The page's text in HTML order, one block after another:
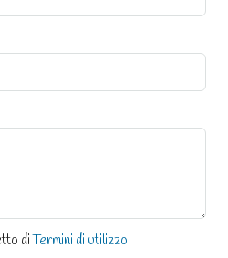
diTermini di utilizzo